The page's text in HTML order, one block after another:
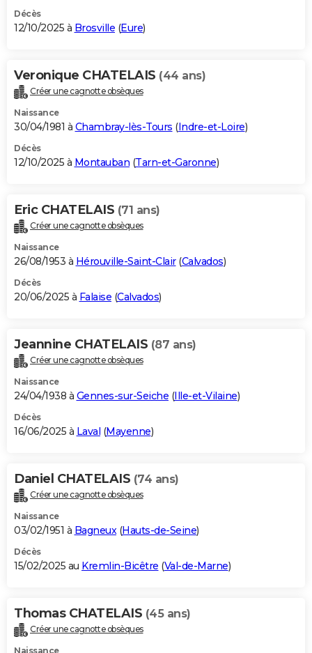
Décès
12/10/2025 à Brosville (Eure)
Veronique CHATELAIS (44 ans)
Créer une cagnotte obsèques
Naissance
30/04/1981 à Chambray-lès-Tours (Indre-et-Loire)
Décès
12/10/2025 à Montauban (Tarn-et-Garonne)
Eric CHATELAIS (71 ans)
Créer une cagnotte obsèques
Naissance
26/08/1953 à Hérouville-Saint-Clair(Calvados)
Décès
20/06/2025 à Falaise (Calvados)
Jeannine CHATELAIS (87 ans)
Créer une cagnotte obsèques
Naissance
24/04/1938 à Gennes-sur-Seiche (Ille-et-Vilaine)
Décès
16/06/2025 à Laval (Mayenne)
Daniel CHATELAIS (74 ans)
Créer une cagnotte obsèques
Naissance
03/02/1951 à Bagneux(Hauts-de-Seine)
Décès
15/02/2025 au Kremlin-Bicêtre (Val-de-Marne)
Thomas CHATELAIS (45 ans)
Créer une cagnotte obsèques
Naissance